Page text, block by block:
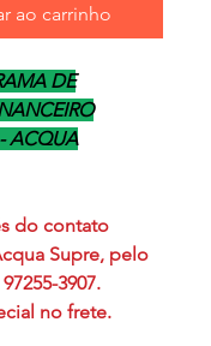
ao carrinho
DE
ACQUA
do contato
Supre, pelo
3907.
no frete.